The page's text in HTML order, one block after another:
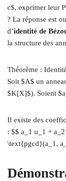
c$, exprimer leur
? La réponse est
d’identité de
la structure des
Théorème :
Soit $A$ un
$K[X]$). Soient
Il existe des
: $$ a_1 u_1 +
\text{pgcd}(a_1,